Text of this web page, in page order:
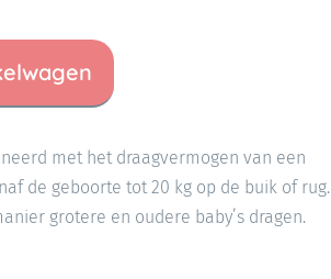
met het draagvermogen van een
de geboorte tot 20 kg op de buik of rug.
grotere en oudere baby’s dragen.